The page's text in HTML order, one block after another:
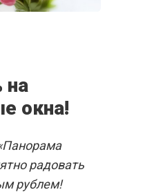
на
окна!
радовать
рублем!